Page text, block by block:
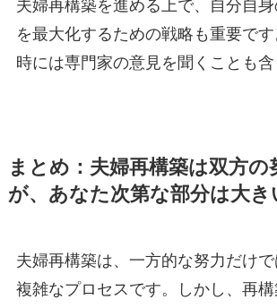
夫婦再構築を進める上で、自分自
を最大化するための戦略も重要です
時には専門家の意見を聞くことも含
まとめ：夫婦再構築は双方の
が、あなた次第な部分は大き
夫婦再構築は、一方的な努力だけ
複雑なプロセスです。しかし、再